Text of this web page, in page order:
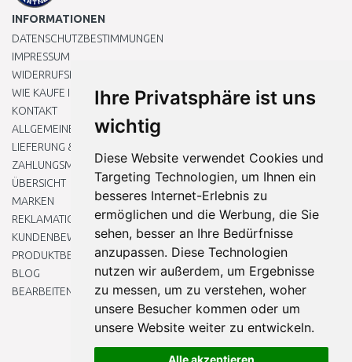
Ihre Privatsphäre ist uns
wichtig
Diese Website verwendet Cookies und
Targeting Technologien, um Ihnen ein
besseres Internet-Erlebnis zu
ermöglichen und die Werbung, die Sie
sehen, besser an Ihre Bedürfnisse
anzupassen. Diese Technologien
nutzen wir außerdem, um Ergebnisse
zu messen, um zu verstehen, woher
unsere Besucher kommen oder um
unsere Website weiter zu entwickeln.
Alle akzeptieren
INFORMATIONEN
DATENSCHUTZBESTIMMUNGEN
IMPRESSUM
WIDERRUFSRECHT
WIE KAUFE ICH EIN?
KONTAKT
ALLGEMEINEN GESCHÄFTSBEDINGUNGEN
LIEFERUNG & ZAHLUNG
ZAHLUNGSMETHODEN
ÜBERSICHT
MARKEN
REKLAMATIONEN UND RETOUREN
KUNDENBEWERTUNG
PRODUKTBEWERTUNG
BLOG
BEARBEITEN SIE MEINE COOKIE-EINSTELLUNGEN